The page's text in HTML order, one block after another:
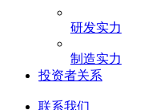
研发实力
制造实力
投资者关系
联系我们